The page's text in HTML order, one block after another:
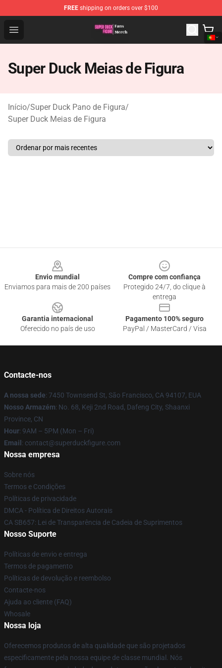
FREE shipping on orders over $100
Open menu
Super Duck Figure Shop - The Best Store of Super Duck
Super Duck Meias de Figura
Início/Super Duck Pano de Figura/
Super Duck Meias de Figura
Envio mundial
Enviamos para mais de 200 países
Compre com confiança
Protegido 24/7, do clique à
entrega
Garantia internacional
Oferecido no país de uso
Pagamento 100% seguro
PayPal / MasterCard / Visa
Contacte-nos
A nossa sede: 7450 Townsend St, São Francisco, CA 94107, EUA
Nosso Armazém: No. 68, Keji 2nd Road, Dafeng City, Shaanxi
Province, CN
Hour: 9AM – 5PM (Mon – Fri)
Email : contact@superduckfigure.com
Nossa empresa
Sobre nós
Termos e Condições
Políticas de privacidade
DMCA - Política de Direitos Autorais
CA SB657: Lei de Transparência de Cadeia de Suprimentos
Nosso Suporte
Políticas de envio e entrega
Termos de pagamento
Políticas de devolução e reembolso
Contacte-nos
Ajuda ao cliente (FAQ)
Whosale
Nossa loja
Oferecemos produtos de alta qualidade que são projetados
especificamente pela nossa equipe de classe mundial. Nós